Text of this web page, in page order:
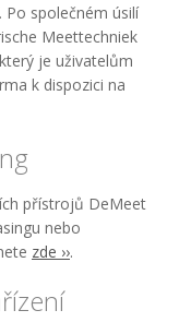
Po společném úsilí
Meettechniek
je uživatelům
k dispozici na
přístrojů DeMeet
nebo
zde ››.